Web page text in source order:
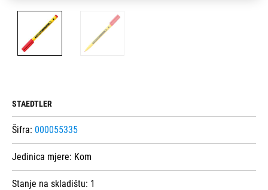
STAEDTLER
Šifra: 000055335
Jedinica mjere: Kom
Stanje na skladištu: 1